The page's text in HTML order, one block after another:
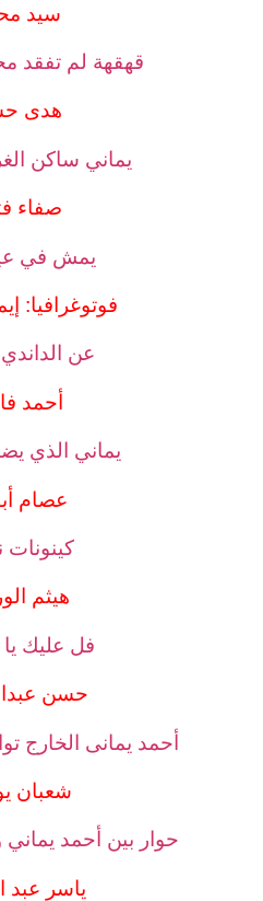
سيد
قهقهة لم تفقد
هدى
يماني ساكن
صفاء
يمش في
فوتوغرافيا:
عن
أحمد
يماني الذي
عصام
كينونات
هيثم
فل عليك
حسن
أحمد يمانى الخارج
شعبان
حوار بين أحمد
ياسر عبد